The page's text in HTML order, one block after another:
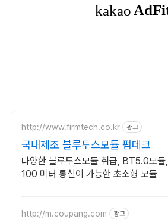
http://www.firmtech.co.kr 광고
국내제조 블루투스모듈 펌테크
다양한 블루투스모듈 취급, BT5.0모듈,
100 미터 통신이 가능한 초소형 모듈
http://m.coupang.com 광고